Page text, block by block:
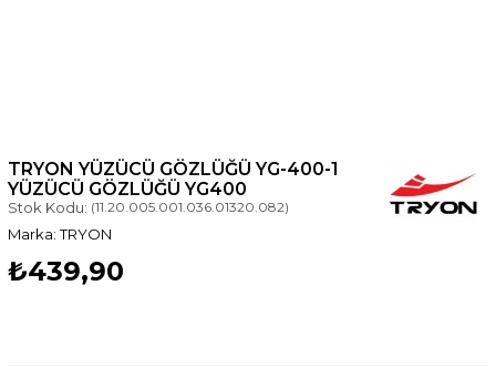
TRYON YÜZÜCÜ GÖZLÜĞÜ YG-400-1
YÜZÜCÜ GÖZLÜĞÜ YG400
Stok Kodu: (11.20.005.001.036.01320.082)
TRYON
₺439,90